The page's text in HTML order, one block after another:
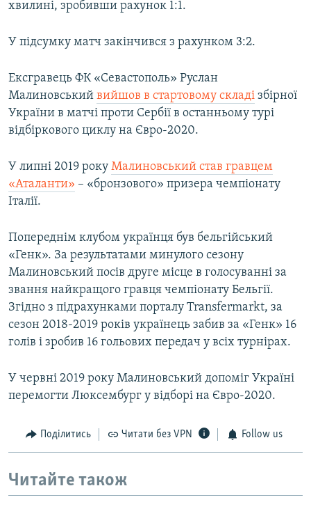
хвилині, зробивши рахунок 1:1.
У підсумку матч закінчився з рахунком 3:2.
Ексгравець ФК «Севастополь» Руслан
Малиновський вийшов в стартовому складі збірної
України в матчі проти Сербії в останньому турі
відбіркового циклу на Євро-2020.
У липні 2019 року Малиновський став гравцем
«Аталанти» – «бронзового» призера чемпіонату
Італії.
Попереднім клубом українця був бельгійський
«Генк». За результатами минулого сезону
Малиновський посів друге місце в голосуванні за
звання найкращого гравця чемпіонату Бельгії.
Згідно з підрахунками порталу Transfermarkt, за
сезон 2018-2019 років українець забив за «Генк» 16
голів і зробив 16 гольових передач у всіх турнірах.
У червні 2019 року Малиновський допоміг Україні
перемогти Люксембург у відборі на Євро-2020.
Поділитись Читати без VPN Follow us
Читайте також